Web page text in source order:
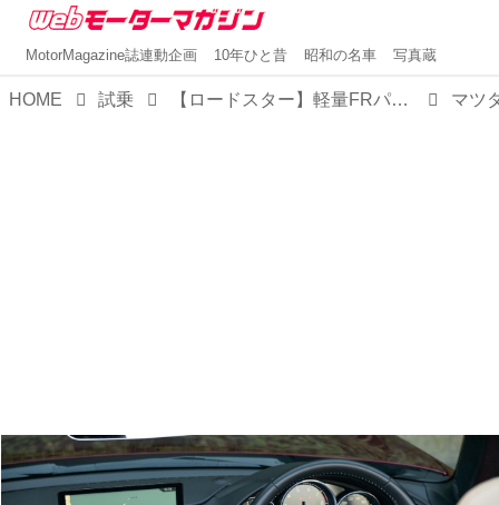
MotorMagazine誌連動企画 10年ひと昔 昭和の名車 写真蔵
HOME 試乗 【ロードスター】軽量FRパッケージ×マツダの執念が生んだ、世界を幸せにするオープンスポーツを再考する